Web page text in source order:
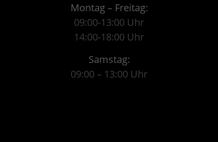
Montag – Freitag:
09:00-13:00 Uhr
14:00-18:00 Uhr
Samstag:
09:00 – 13:00 Uhr